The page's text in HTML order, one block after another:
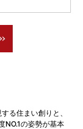
る住まい創りと、
NO.1の姿勢が基本